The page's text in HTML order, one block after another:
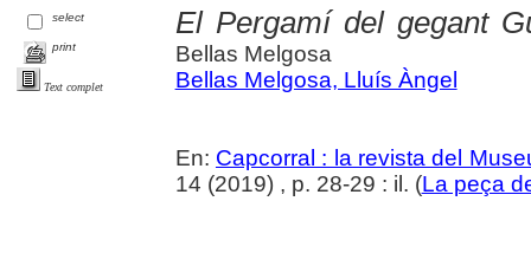
select
print
Text complet
El Pergamí del gegant
Bellas Melgosa
Bellas Melgosa, Lluís Àngel
En: Capcorral : la revista del
14 (2019) , p. 28-29 : il. (La peça